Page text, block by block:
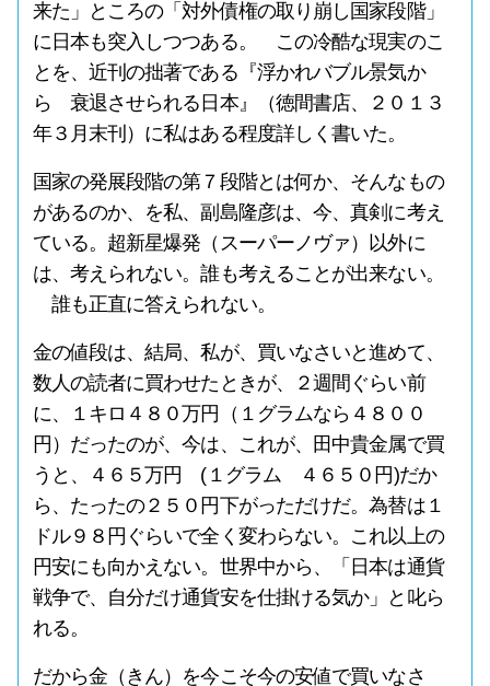
来た」ところの「対外債権の取り崩し国家段階」
に日本も突入しつつある。 この冷酷な現実のこ
とを、近刊の拙著である『浮かれバブル景気か
ら 衰退させられる日本』（徳間書店、２０１３
年３月末刊）に私はある程度詳しく書いた。
国家の発展段階の第７段階とは何か、そんなもの
があるのか、を私、副島隆彦は、今、真剣に考え
ている。超新星爆発（スーパーノヴァ）以外に
は、考えられない。誰も考えることが出来ない。
誰も正直に答えられない。
金の値段は、結局、私が、買いなさいと進めて、
数人の読者に買わせたときが、２週間ぐらい前
に、１キロ４８０万円（１グラムなら４８００
円）だったのが、今は、これが、田中貴金属で買
うと、４６５万円 (１グラム ４６５０円)だか
ら、たったの２５０円下がっただけだ。為替は１
ドル９８円ぐらいで全く変わらない。これ以上の
円安にも向かえない。世界中から、「日本は通貨
戦争で、自分だけ通貨安を仕掛ける気か」と叱ら
れる。
だから金（きん）を今こそ今の安値で買いなさ